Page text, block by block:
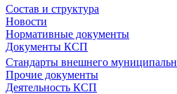
Состав и структура
Новости
Нормативные документы
Документы КСП
Стандарты внешнего
Прочие документы
Деятельность КСП